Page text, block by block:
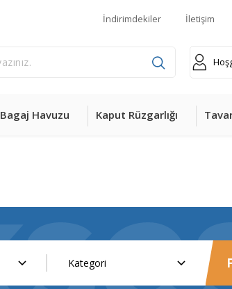
İndirimdekiler İletişim
Bagaj Havuzu Kaput Rüzgarlığı